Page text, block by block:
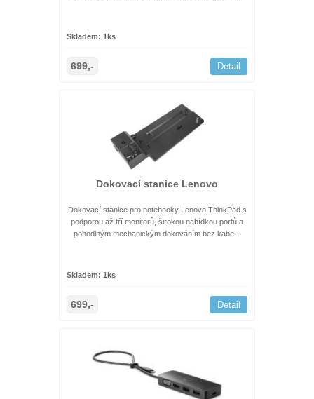
Skladem: 1ks
699,- Detail
Dokovací stanice Lenovo
Dokovací stanice pro notebooky Lenovo ThinkPad s
podporou až tří monitorů, širokou nabídkou portů a
pohodlným mechanickým dokováním bez kabe...
Skladem: 1ks
699,- Detail